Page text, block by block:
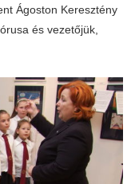
Ágoston Keresztény
és vezetőjük,